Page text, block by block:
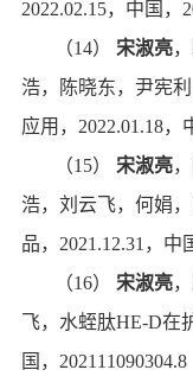
2022.02.15， 中国，
（14） 宋淑亮，
浩，陈晓东，尹宪利
应用 ， 2022.01.18，
（15） 宋淑亮，
浩，刘云飞，何娟，
品， 2021.12.31 ， 中
（16） 宋淑亮，
飞， 水蛭肽HE-D在
国， 202111090304.8